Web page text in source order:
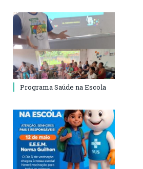
Programa Saúde na Escola